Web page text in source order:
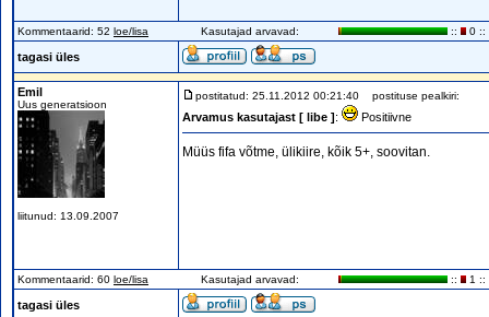
Kommentaarid: 52 loe/lisa Kasutajad arvavad: :: 0 ::
tagasi üles
Emil
Uus generatsioon
liitunud: 13.09.2007
postitatud: 25.11.2012 00:21:40 postituse pealkiri:
Arvamus kasutajast [ libe ]: Positiivne
Müüs fifa võtme, ülikiire, kõik 5+, soovitan.
Kommentaarid: 60 loe/lisa Kasutajad arvavad: :: 1 ::
tagasi üles